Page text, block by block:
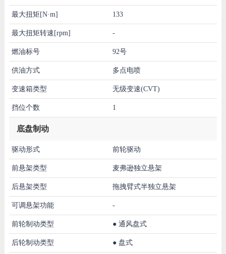
最大扭矩[N·m] 133
最大扭矩转速[rpm] -
燃油标号 92号
供油方式 多点电喷
变速箱类型 无级变速(CVT)
挡位个数 1
底盘制动
驱动形式 前轮驱动
前悬架类型 麦弗逊独立悬架
后悬架类型 拖拽臂式半独立悬架
可调悬架功能 -
前轮制动类型 ● 通风盘式
后轮制动类型 ● 盘式